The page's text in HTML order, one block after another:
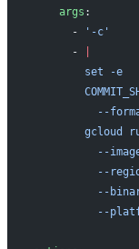
    args
:
      -
'-c'
      -
        set -e
--
gcloud
--
--
--
--